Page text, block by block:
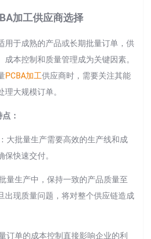
加工供应商选择
用于成熟的产品或长期批量订单，供
成本控制和质量管理成为关键因素。
PCBA加工供应商时，需要关注其能
大规模订单。
：
大批量生产需要高效的生产线和成
快速交付。
量生产中，保持一致的产品质量至
出现质量问题，将对整个供应链造成
订单的成本控制直接影响企业的利